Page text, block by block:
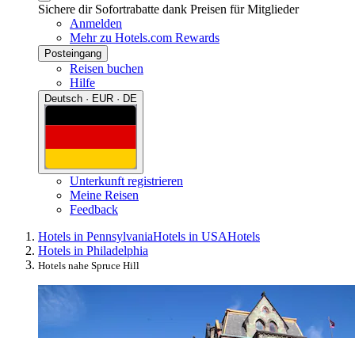
Sichere dir Sofortrabatte dank Preisen für Mitglieder
Anmelden
Mehr zu Hotels.com Rewards
Posteingang
Reisen buchen
Hilfe
Deutsch · EUR · DE
Unterkunft registrieren
Meine Reisen
Feedback
Hotels in PennsylvaniaHotels in USAHotels
Hotels in Philadelphia
Hotels nahe Spruce Hill